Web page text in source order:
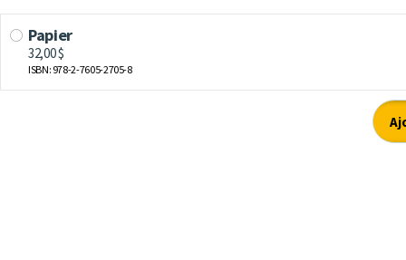
Papier
32,00 $
ISBN: 978-2-7605-2705-8